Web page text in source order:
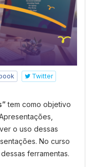
Twitter
tem como objetivo
o uso dessas
No curso
ferramentas.